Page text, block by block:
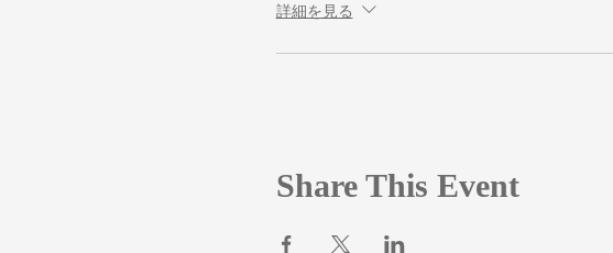
詳細を見る
Share This Event